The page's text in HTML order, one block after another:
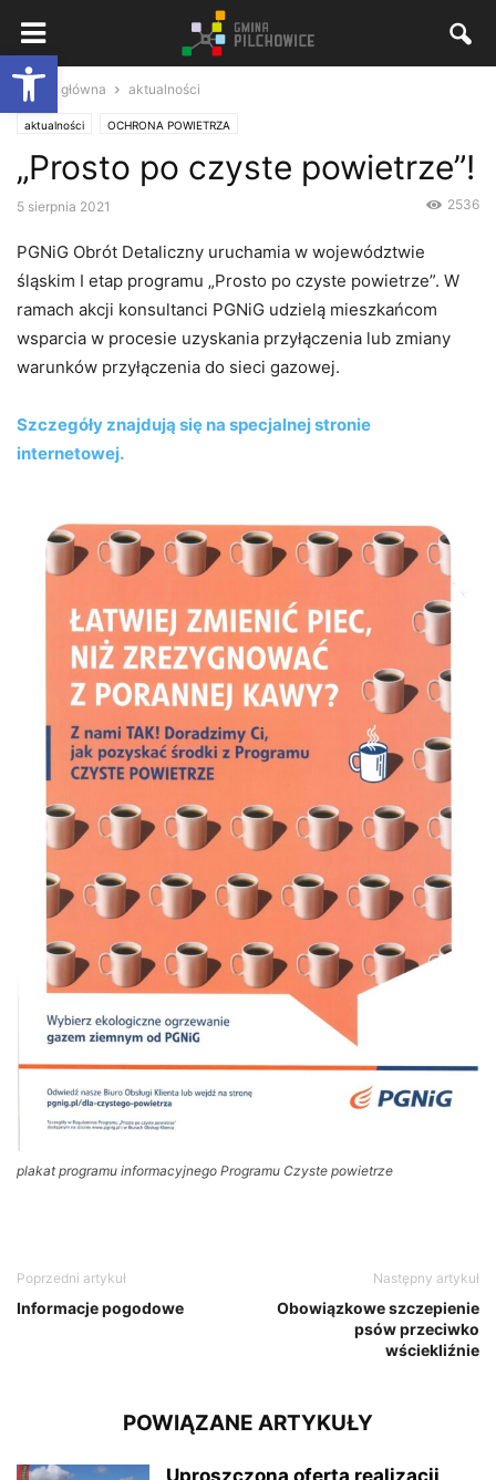
Otwórz pasek narzędzi
Strona główna aktualności
aktualności OCHRONA POWIETRZA
„Prosto po czyste powietrze”!
5 sierpnia 2021 2536
PGNiG Obrót Detaliczny uruchamia w województwie
śląskim I etap programu „Prosto po czyste powietrze”. W
ramach akcji konsultanci PGNiG udzielą mieszkańcom
wsparcia w procesie uzyskania przyłączenia lub zmiany
warunków przyłączenia do sieci gazowej.
Szczegóły znajdują się na specjalnej stronie
internetowej.
plakat programu informacyjnego Programu Czyste powietrze
Poprzedni artykuł
Informacje pogodowe
Następny artykuł
Obowiązkowe szczepienie
psów przeciwko
wściekliźnie
POWIĄZANE ARTYKUŁY
Uproszczona oferta realizacji